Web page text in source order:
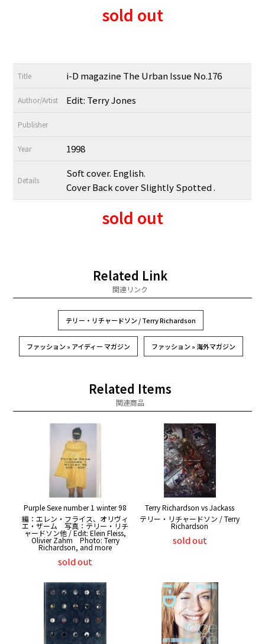
sold out
Title i-D magazine The Urban Issue No.176
Author/Artist Edit: Terry Jones
Publisher
Year 1998
Details
Soft cover. English.
Cover Back cover Slightly Spotted .
sold out
Related Link
関連リンク
テリー・リチャードソン / Terry Richardson
ファッション » アイディー マガジン ファッション » 海外マガジン
Related Items
関連商品
Purple Sexe number 1 winter 98
編：エレン・フライス、オリヴィ
エ・ザーム 写真：テリー・リチ
ャードソン他 / Edit: Elein Fleiss,
Olivier Zahm Photo: Terry
Richardson, and more
sold out
Terry Richardson vs Jackass
テリー・リチャードソン / Terry
Richardson
sold out